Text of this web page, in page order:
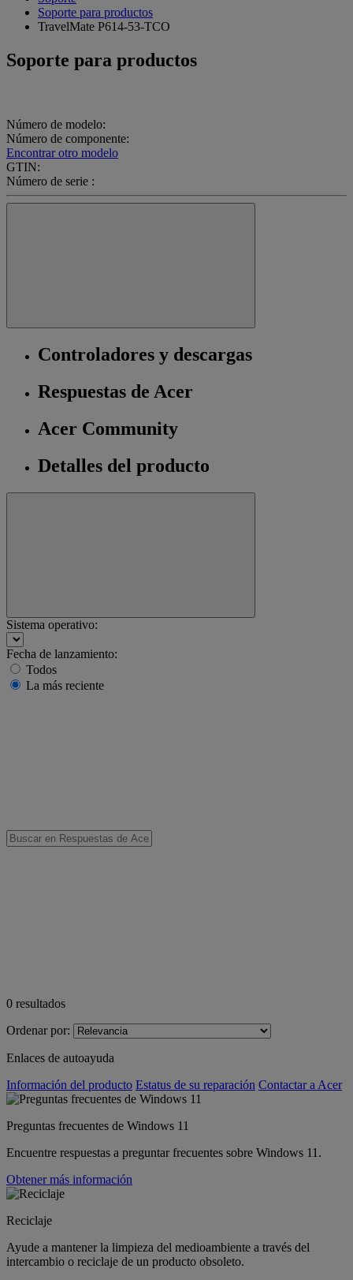
Soporte para productos
TravelMate P614-53-TCO
Soporte para productos
Número de modelo:
Número de componente:
Encontrar otro modelo
GTIN:
Número de serie :
Controladores y descargas
Respuestas de Acer
Acer Community
Detalles del producto
Sistema operativo:
Fecha de lanzamiento:
Todos
La más reciente
0 resultados
Ordenar por:
Enlaces de autoayuda
Información del producto Estatus de su reparación Contactar a Acer
Preguntas frecuentes de Windows 11
Encuentre respuestas a preguntar frecuentes sobre Windows 11.
Obtener más información
Reciclaje
Ayude a mantener la limpieza del medioambiente a través del
intercambio o reciclaje de un producto obsoleto.